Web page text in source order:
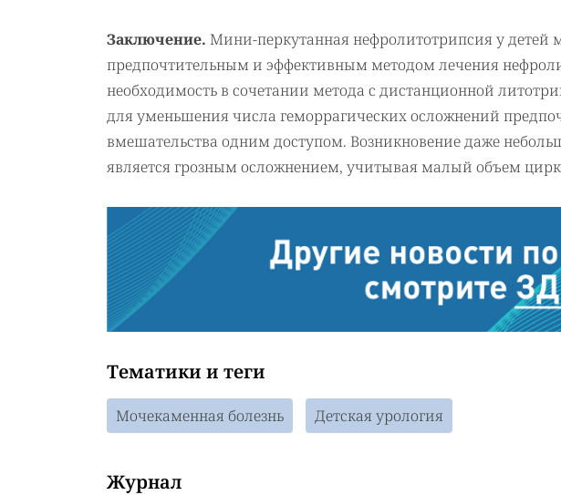
Заключение. Мини-перкутанная нефролитотрипсия у детей
предпочтительным и эффективным методом лечения
необходимость в сочетании метода с дистанционной
для уменьшения числа геморрагических осложнений
вмешательства одним доступом. Возникновение даже
является грозным осложнением, учитывая малый объем
Тематики и теги
Мочекаменная болезнь Детская урология
Журнал